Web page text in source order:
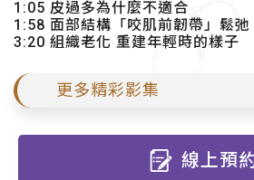
1:05 皮過多為什麼不適合
1:58 面部結構「咬肌前韌帶」鬆弛
3:20 組織老化 重建年輕時的樣子
更多精彩影集
線上預